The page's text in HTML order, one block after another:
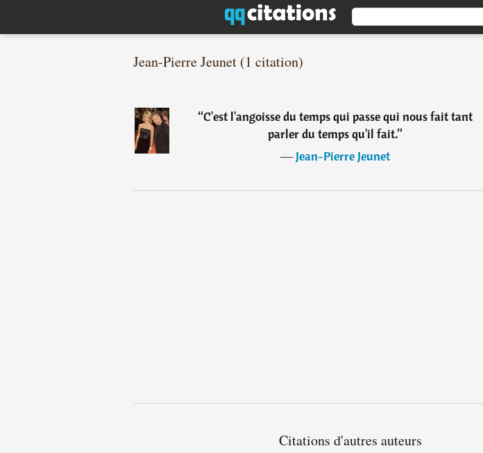
Jean-Pierre Jeunet (1 citation)
“C'est l'angoisse du temps qui passe qui nous fait tant
parler du temps qu'il fait.”
―Jean-Pierre Jeunet
Citations d'autres auteurs